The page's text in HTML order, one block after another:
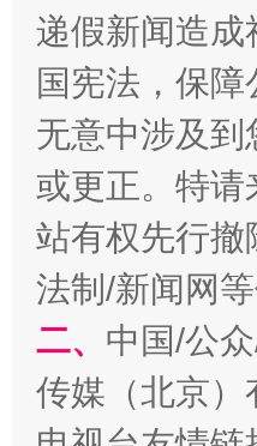
全民健身五年计划来了
阿坝州三大球赛在
递假新闻造成
国宪法，保
无意中涉及
或更正。特请
站有权先行撤
法制/新闻网
二、 中国/公
传媒（北京）